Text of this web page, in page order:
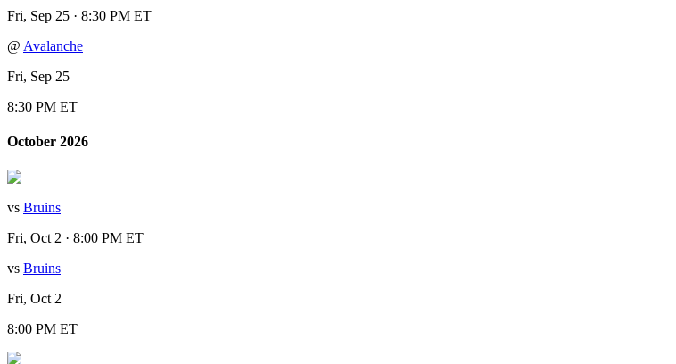
Fri, Sep 25 · 8:30 PM ET
@ Avalanche
Fri, Sep 25
8:30 PM ET
October 2026
vs Bruins
Fri, Oct 2 · 8:00 PM ET
vs Bruins
Fri, Oct 2
8:00 PM ET